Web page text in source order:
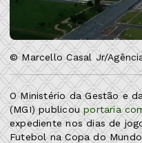
© Marcello Casal Jr/
O Ministério da Gestão e
(MGI) publicouportaria
expediente nos dias de
Futebol na Copa do